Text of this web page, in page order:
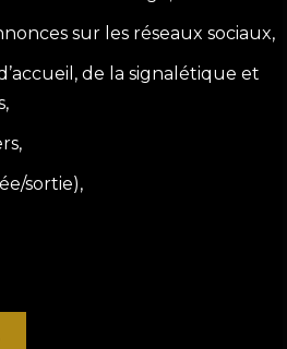
sur les réseaux sociaux,
de la signalétique et
sortie),